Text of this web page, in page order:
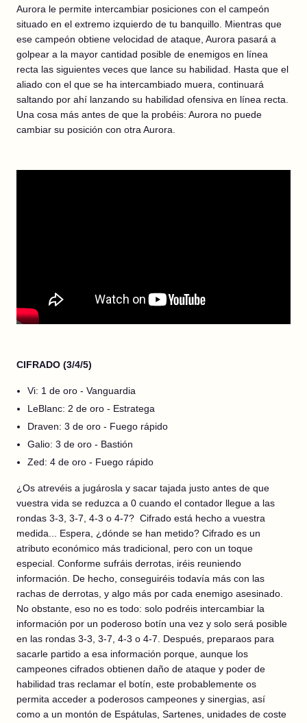
Aurora le permite intercambiar posiciones con el campeón
situado en el extremo izquierdo de tu banquillo. Mientras que
ese campeón obtiene velocidad de ataque, Aurora pasará a
golpear a la mayor cantidad posible de enemigos en línea
recta las siguientes veces que lance su habilidad. Hasta que el
aliado con el que se ha intercambiado muera, continuará
saltando por ahí lanzando su habilidad ofensiva en línea recta.
Una cosa más antes de que la probéis: Aurora no puede
cambiar su posición con otra Aurora.
CIFRADO (3/4/5)
Vi: 1 de oro - Vanguardia
LeBlanc: 2 de oro - Estratega
Draven: 3 de oro - Fuego rápido
Galio: 3 de oro - Bastión
Zed: 4 de oro - Fuego rápido
¿Os atrevéis a jugárosla y sacar tajada justo antes de que
vuestra vida se reduzca a 0 cuando el contador llegue a las
rondas 3-3, 3-7, 4-3 o 4-7? Cifrado está hecho a vuestra
medida... Espera, ¿dónde se han metido? Cifrado es un
atributo económico más tradicional, pero con un toque
especial. Conforme sufráis derrotas, iréis reuniendo
información. De hecho, conseguiréis todavía más con las
rachas de derrotas, y algo más por cada enemigo asesinado.
No obstante, eso no es todo: solo podréis intercambiar la
información por un poderoso botín una vez y solo será posible
en las rondas 3-3, 3-7, 4-3 o 4-7. Después, preparaos para
sacarle partido a esa información porque, aunque los
campeones cifrados obtienen daño de ataque y poder de
habilidad tras reclamar el botín, este probablemente os
permita acceder a poderosos campeones y sinergias, así
como a un montón de Espátulas, Sartenes, unidades de coste